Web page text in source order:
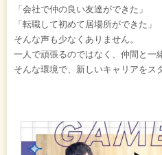
「会社で仲の良い友達ができた」
「転職して初めて居場所ができた」
そんな声も少なくありません。
一人で頑張るのではなく、仲間と一
そんな環境で、新しいキャリアをス